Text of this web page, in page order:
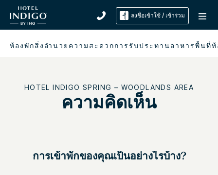
ลงชื่อเข้าใช้ / เข้าร่วม
ห้องพักสิ่งอำนวยความสะดวกการรับประทานอาหารพื้นที่ท้
HOTEL INDIGO SPRING – WOODLANDS AREA
ความคิดเห็น
การเข้าพักของคุณเป็นอย่างไรบ้าง?